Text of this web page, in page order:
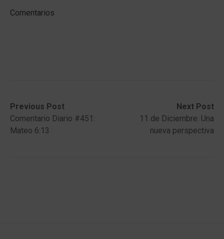
Comentarios
Post
navigation
Previous Post
Previous
post:Comentario Diario #451:
Mateo 6:13
Next Post
Next
post:
11 de Diciembre: Una
nueva perspectiva